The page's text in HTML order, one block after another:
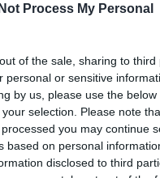
Process My Personal
of the sale, sharing to third
personal or sensitive
by us, please use the below
selection. Please note
you may continue
based on personal
disclosed to third
és 4
Plaid verő